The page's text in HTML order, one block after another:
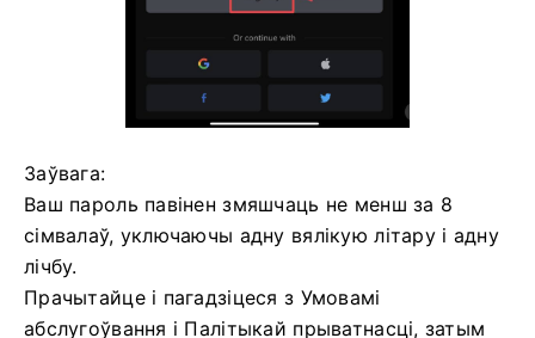
Заўвага:
Ваш пароль павінен змяшчаць не менш за 8
сімвалаў, уключаючы адну вялікую літару і адну
лічбу.
Прачытайце і пагадзіцеся з Умовамі
абслугоўвання і Палітыкай прыватнасці, затым